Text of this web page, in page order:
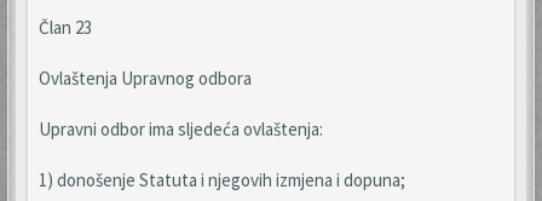
Član 23
Ovlaštenja Upravnog odbora
Upravni odbor ima sljedeća ovlaštenja:
1) donošenje Statuta i njegovih izmjena i dopuna;